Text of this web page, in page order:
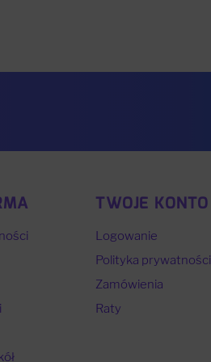
TWOJE KONTO
Logowanie
Polityka prywatności
Zamówienia
Raty